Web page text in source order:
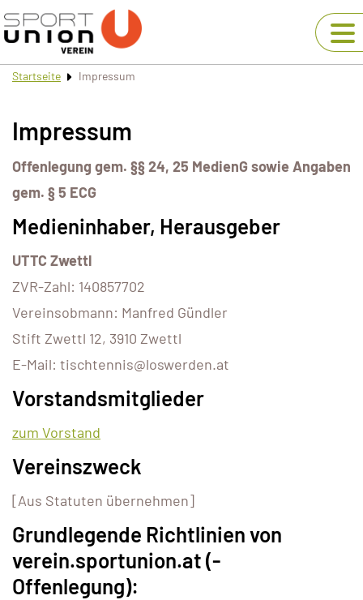
Startseite Impressum
Impressum
Offenlegung gem. §§ 24, 25 MedienG sowie Angaben
gem. § 5 ECG
Medieninhaber, Herausgeber
UTTC Zwettl
ZVR-Zahl: 140857702
Vereinsobmann: Manfred Gündler
Stift Zwettl 12, 3910 Zwettl
E-Mail: tischtennis@loswerden.at
Vorstandsmitglieder
zum Vorstand
Vereinszweck
[Aus Statuten übernehmen]
Grundlegende Richtlinien von
verein.sportunion.at (-
Offenlegung):